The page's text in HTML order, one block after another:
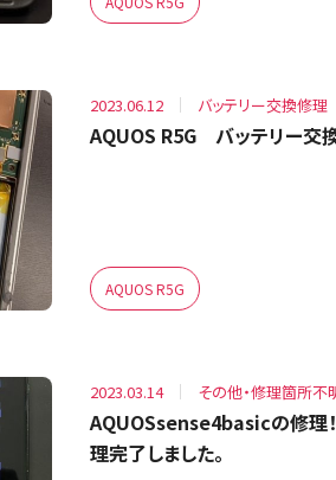
2023.06.12 バッテリー交換修理
AQUOS R5G バッテリー交換
AQUOS R5G
2023.03.14 その他・修理箇所不
AQUOSsense4basicの修理
理完了しました。